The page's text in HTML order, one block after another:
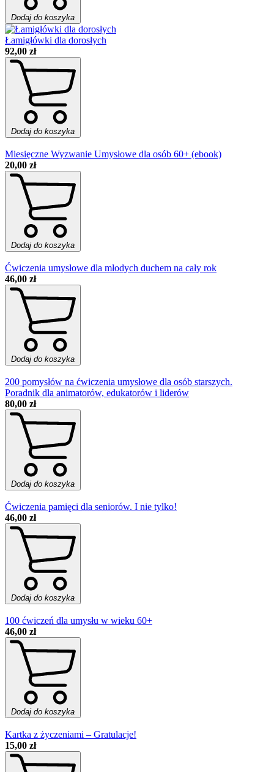
Dodaj do koszyka
Łamigłówki dla dorosłych
92,00 zł
Dodaj do koszyka
Miesięczne Wyzwanie Umysłowe dla osób 60+ (ebook)
20,00 zł
Dodaj do koszyka
Ćwiczenia umysłowe dla młodych duchem na cały rok
46,00 zł
Dodaj do koszyka
200 pomysłów na ćwiczenia umysłowe dla osób starszych.
Poradnik dla animatorów, edukatorów i liderów
80,00 zł
Dodaj do koszyka
Ćwiczenia pamięci dla seniorów. I nie tylko!
46,00 zł
Dodaj do koszyka
100 ćwiczeń dla umysłu w wieku 60+
46,00 zł
Dodaj do koszyka
Kartka z życzeniami – Gratulacje!
15,00 zł